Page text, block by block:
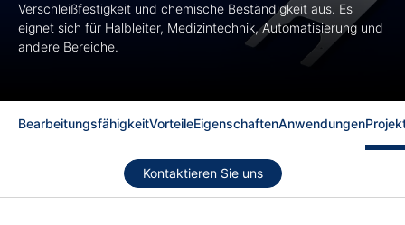
Verschleißfestigkeit und chemische Beständigkeit aus. Es
eignet sich für Halbleiter, Medizintechnik, Automatisierung und
andere Bereiche.
BearbeitungsfähigkeitVorteileEigenschaftenAnwendungen
Kontaktieren Sie uns